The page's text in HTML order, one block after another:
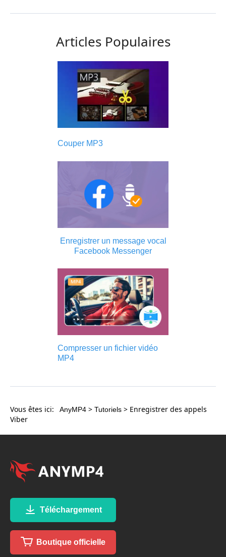
Articles Populaires
Couper MP3
Enregistrer un message vocal
Facebook Messenger
Compresser un fichier vidéo
MP4
Vous êtes ici: AnyMP4 > Tutoriels > Enregistrer des appels
Viber
Téléchargement
Boutique officielle